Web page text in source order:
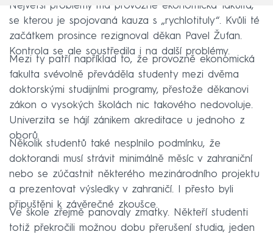
Největší problémy má provozně ekonomická fakulta,
se kterou je spojovaná kauza s „rychlotituly“. Kvůli té
začátkem prosince rezignoval děkan Pavel Žufan.
Kontrola se ale soustředila i na další problémy.
Mezi ty patří například to, že provozně ekonomická
fakulta svévolně převáděla studenty mezi dvěma
doktorskými studijními programy, přestože děkanovi
zákon o vysokých školách nic takového nedovoluje.
Univerzita se hájí zánikem akreditace u jednoho z
oborů.
Několik studentů také nesplnilo podmínku, že
doktorandi musí strávit minimálně měsíc v zahraniční
nebo se zúčastnit některého mezinárodního projektu
a prezentovat výsledky v zahraničí. I přesto byli
připuštěni k závěrečné zkoušce.
Ve škole zřejmě panovaly zmatky. Někteří studenti
totiž překročili možnou dobu přerušení studia, jeden